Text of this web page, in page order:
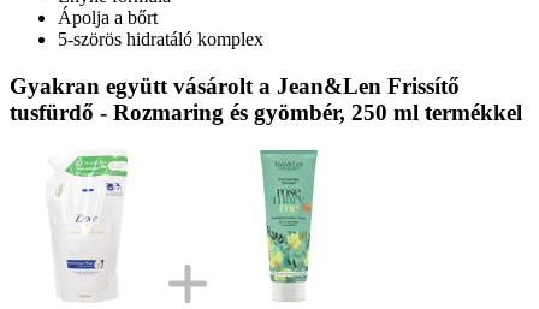
Ápolja a bőrt
5-szörös hidratáló komplex
Gyakran együtt vásárolt a Jean&Len Frissítő
tusfürdő - Rozmaring és gyömbér, 250 ml termékkel